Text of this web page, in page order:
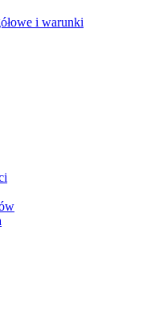
i warunki